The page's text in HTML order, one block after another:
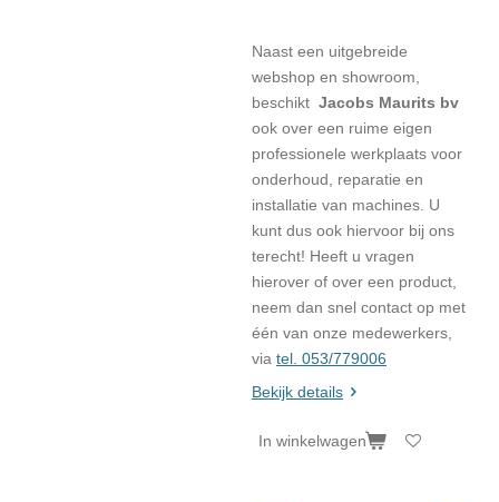
Naast een uitgebreide
webshop en showroom,
beschikt Jacobs Maurits bv
ook over een ruime eigen
professionele werkplaats voor
onderhoud, reparatie en
installatie van machines. U
kunt dus ook hiervoor bij ons
terecht! Heeft u vragen
hierover of over een product,
neem dan snel contact op met
één van onze medewerkers,
via tel. 053/779006
Bekijk details
In winkelwagen